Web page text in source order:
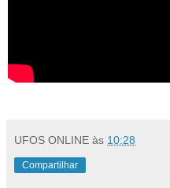
UFOS ONLINE às 10:28
Compartilhar